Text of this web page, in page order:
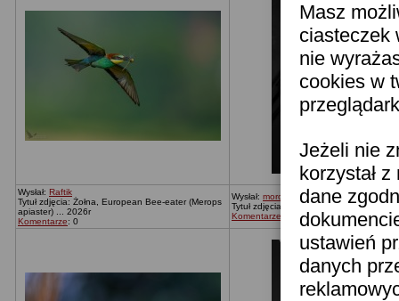
Masz
ciasteczek
nie
cookies w
Jeżeli nie
korzystał
dane
ustawień
danych
Wysłał: Raftik
Tytuł zdjęcia: Żołna, European Bee-eater (Merops
apiaster) ... 2026r
Komentarze: 0
Wysłał: moronica
Tytuł zdjęcia: Bez tytułu
Komentarze